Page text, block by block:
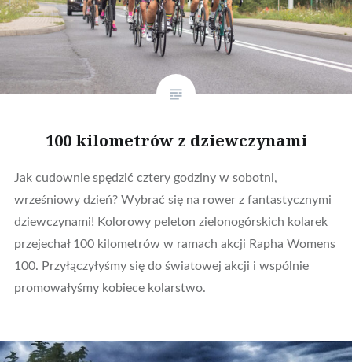
100 kilometrów z dziewczynami
Jak cudownie spędzić cztery godziny w sobotni,
wrześniowy dzień? Wybrać się na rower z fantastycznymi
dziewczynami! Kolorowy peleton zielonogórskich kolarek
przejechał 100 kilometrów w ramach akcji Rapha Womens
100. Przyłączyłyśmy się do światowej akcji i wspólnie
promowałyśmy kobiece kolarstwo.